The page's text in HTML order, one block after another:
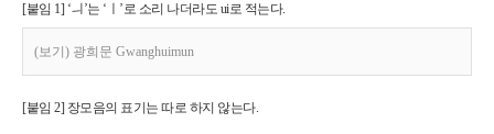
[붙임 1] ‘ㅢ’는 ‘ㅣ’로 소리 나더라도 ui로 적는다.
(보기) 광희문 Gwanghuimun
[붙임 2] 장모음의 표기는 따로 하지 않는다.